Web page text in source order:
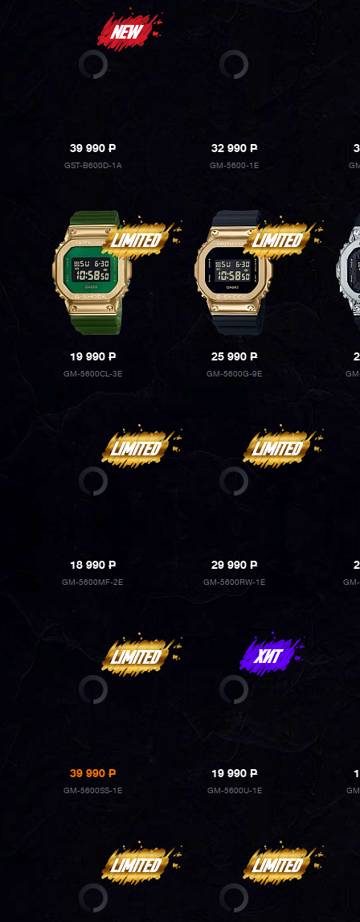
39 990P
GST-B600D-1A
32 990P
GM-5600-1E
19 990P
GM-5600CL-3E
25 990P
GM-5600G-9E
18 990P
GM-5600MF-2E
29 990P
GM-5600RW-1E
39 990P
GM-5600SS-1E
19 990P
GM-5600U-1E